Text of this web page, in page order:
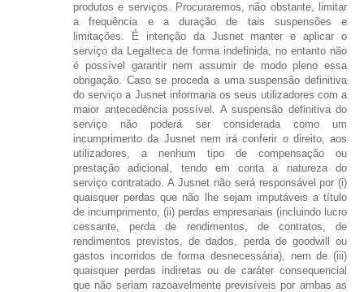
produtos e serviços. Procuraremos, não obstante, limitar
a frequência e a duração de tais suspensões e
limitações. É intenção da Jusnet manter e aplicar o
serviço da Legalteca de forma indefinida, no entanto não
é possível garantir nem assumir de modo pleno essa
obrigação. Caso se proceda a uma suspensão definitiva
do serviço a Jusnet informaria os seus utilizadores com a
maior antecedência possível. A suspensão definitiva do
serviço não poderá ser considerada como um
incumprimento da Jusnet nem irá conferir o direito, aos
utilizadores, a nenhum tipo de compensação ou
prestação adicional, tendo em conta a natureza do
serviço contratado. A Jusnet não será responsável por (i)
quaisquer perdas que não lhe sejam imputáveis a título
de incumprimento, (ii) perdas empresariais (incluindo lucro
cessante, perda de rendimentos, de contratos, de
rendimentos previstos, de dados, perda de goodwill ou
gastos incorridos de forma desnecessária), nem de (iii)
quaisquer perdas indiretas ou de caráter consequencial
que não seriam razoavelmente previsíveis por ambas as